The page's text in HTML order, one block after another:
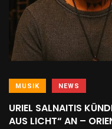
MUSIK NEWS
URIEL SALNAITIS
AUS LICHT“ AN –